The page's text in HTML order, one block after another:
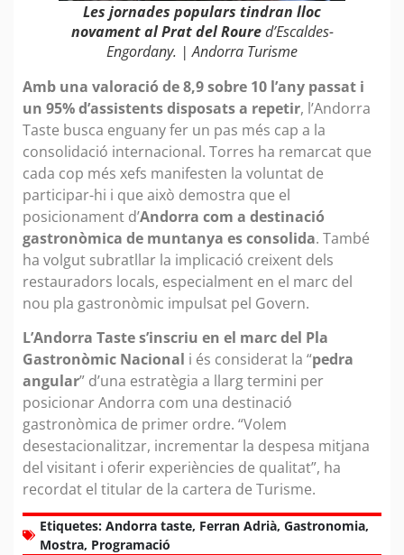
Les jornades populars tindran lloc
novament al Prat del Roured’Escaldes-
Engordany. | Andorra Turisme
Amb una valoració de 8,9 sobre 10 l’any passat i
un 95% d’assistents disposats a repetir, l’Andorra
Taste busca enguany fer un pas més cap a la
consolidació internacional. Torres ha remarcat que
cada cop més xefs manifesten la voluntat de
participar-hi i que això demostra que el
posicionament d’Andorra com a destinació
gastronòmica de muntanya es consolida. També
ha volgut subratllar la implicació creixent dels
restauradors locals, especialment en el marc del
nou pla gastronòmic impulsat pel Govern.
L’Andorra Taste s’inscriu en el marc del Pla
Gastronòmic Nacional i és considerat la “pedra
angular” d’una estratègia a llarg termini per
posicionar Andorra com una destinació
gastronòmica de primer ordre. “Volem
desestacionalitzar, incrementar la despesa mitjana
del visitant i oferir experiències de qualitat”, ha
recordat el titular de la cartera de Turisme.
Etiquetes: Andorra taste, Ferran Adrià, Gastronomia,
Mostra, Programació